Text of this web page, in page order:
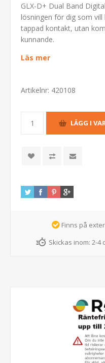
GLX-D+ Dual Band
lösningen för dig som
tappad kontakt, utan
kunnande.
Läs mer
Artikelnr: 420108
Finns på
Skickas inom: 2-4